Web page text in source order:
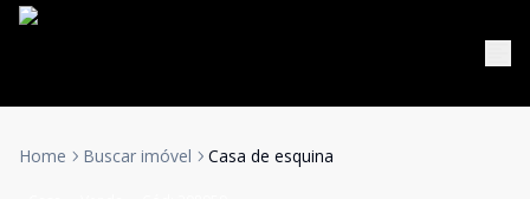
Home Buscar imóvel Casa de esquina